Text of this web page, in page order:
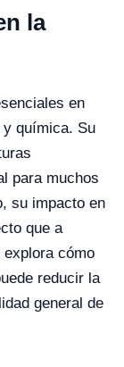
la
en
y química. Su
para muchos
su impacto en
que a
cómo
reducir la
general de